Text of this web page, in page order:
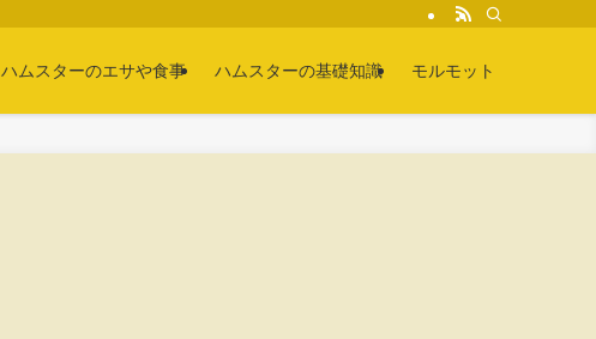
ハムスターのエサや食事 ハムスターの基礎知識 モルモット